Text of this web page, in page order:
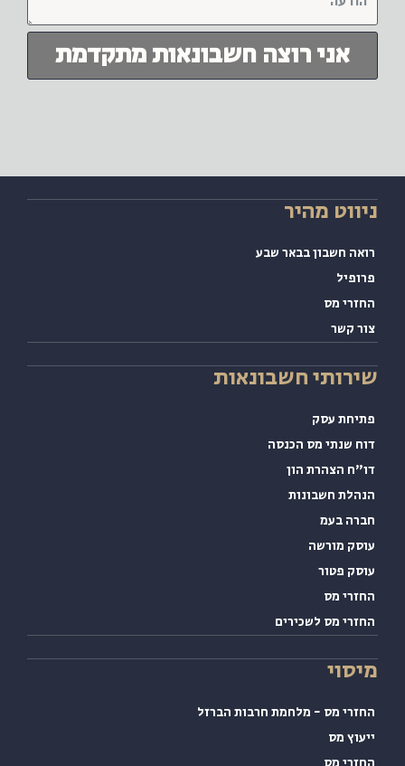
אני רוצה חשבונאות מתקדמת
מהיר
חשבון בבאר שבע
מס
קשר
חשבונאות
עסק
שנתי מס הכנסה
הצהרת הון
חשבונות
בעמ
מורשה
פטור
מס
מס לשכירים
מס - מלחמת חרבות הברזל
מס